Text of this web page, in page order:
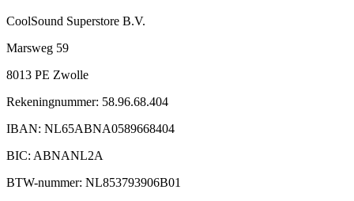
CoolSound Superstore B.V.
Marsweg 59
8013 PE Zwolle
Rekeningnummer: 58.96.68.404
IBAN: NL65ABNA0589668404
BIC: ABNANL2A
BTW-nummer: NL853793906B01